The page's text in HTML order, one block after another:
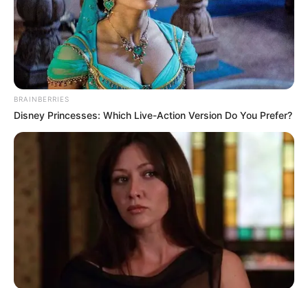
BRAINBERRIES
Disney Princesses: Which Live-Action Version Do You Prefer?